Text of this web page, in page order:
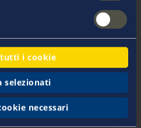
i cookie
selezionati
necessari
al vostro yacht.
Civile